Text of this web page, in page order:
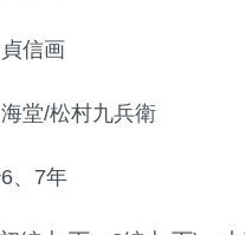
信画
堂/松村九兵衛
、7年